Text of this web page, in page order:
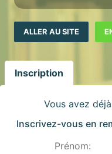
ALLER AU SITE
Inscription
Vous avez
Inscrivez-vous en
Prénom: